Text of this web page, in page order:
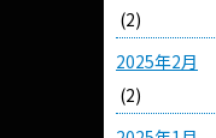
(2)
2025年2月
(2)